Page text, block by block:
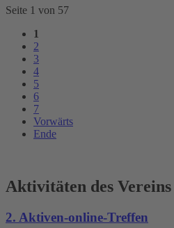
Seite 1 von 57
1
2
3
4
5
6
7
Vorwärts
Ende
Aktivitäten des Vereins
2. Aktiven-online-Treffen